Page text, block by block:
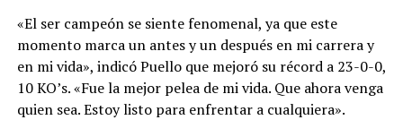
«El ser campeón se siente fenomenal, ya que este
momento marca un antes y un después en mi carrera y
en mi vida», indicó Puello que mejoró su récord a 23-0-0,
10 KO’s. «Fue la mejor pelea de mi vida. Que ahora venga
quien sea. Estoy listo para enfrentar a cualquiera».